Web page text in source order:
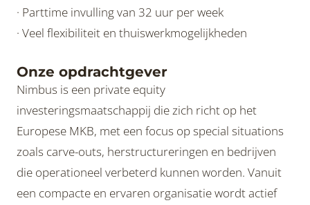
· Parttime invulling van 32 uur per week
· Veel flexibiliteit en thuiswerkmogelijkheden
Onze opdrachtgever
Nimbus is een private equity
investeringsmaatschappij die zich richt op het
Europese MKB, met een focus op special situations
zoals carve-outs, herstructureringen en bedrijven
die operationeel verbeterd kunnen worden. Vanuit
een compacte en ervaren organisatie wordt actief